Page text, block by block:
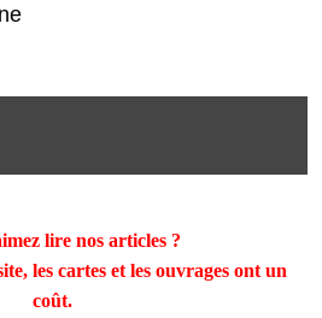
lire nos articles ?
les cartes et les ouvrages ont un
coût.